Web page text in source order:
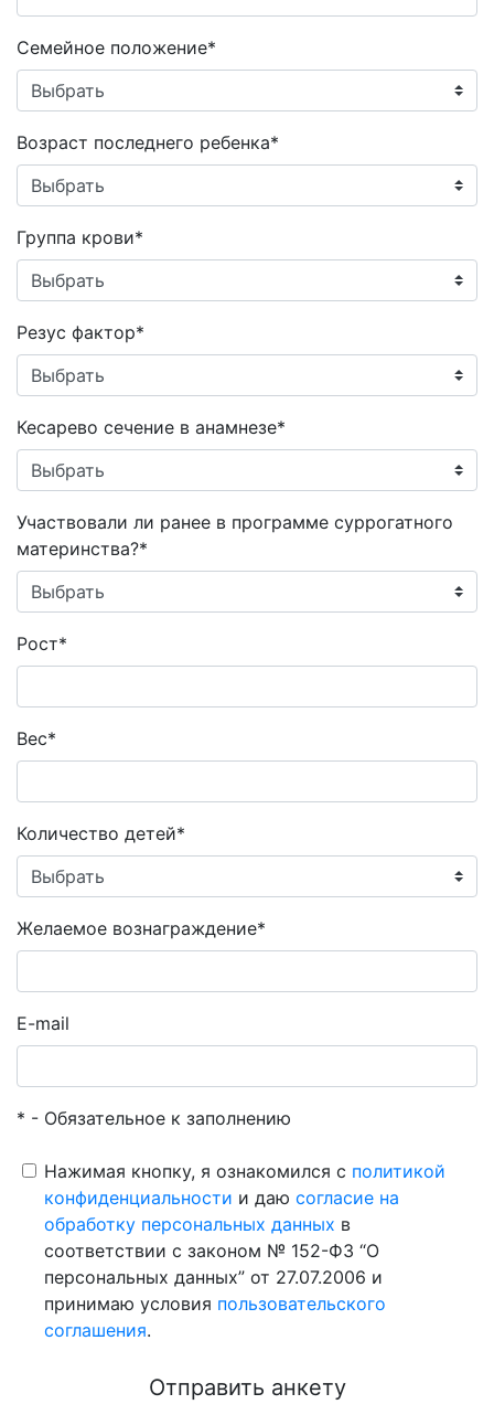
Семейное положение*
Возраст последнего ребенка*
Группа крови*
Резус фактор*
Кесарево сечение в анамнезе*
Участвовали ли ранее в программе суррогатного
материнства?*
Рост*
Вес*
Количество детей*
Желаемое вознаграждение*
E-mail
* - Обязательное к заполнению
Нажимая кнопку, я ознакомился с политикой
конфиденциальности и даю согласие на
обработку персональных данных в
соответствии с законом № 152-ФЗ “О
персональных данных” от 27.07.2006 и
принимаю условия пользовательского
соглашения.
Отправить анкету